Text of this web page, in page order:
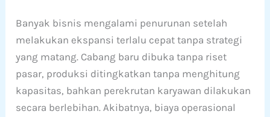
Banyak bisnis mengalami penurunan setelah
melakukan ekspansi terlalu cepat tanpa strategi
yang matang. Cabang baru dibuka tanpa riset
pasar, produksi ditingkatkan tanpa menghitung
kapasitas, bahkan perekrutan karyawan dilakukan
secara berlebihan. Akibatnya, biaya operasional